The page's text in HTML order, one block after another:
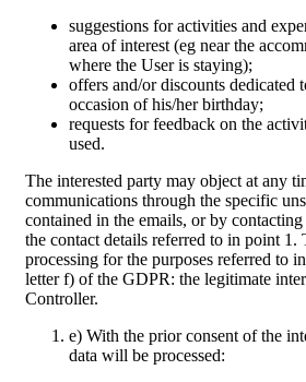
suggestions for activities and
area of interest (eg near the
where the User is staying);
offers and/or discounts dedicated
occasion of his/her birthday;
requests for feedback on the
used.
The interested party may object at any
communications through the specific
contained in the emails, or by
the contact details referred to in point 1.
processing for the purposes referred to
letter f) of the GDPR: the legitimate
Controller.
e) With the prior consent of the
data will be processed: